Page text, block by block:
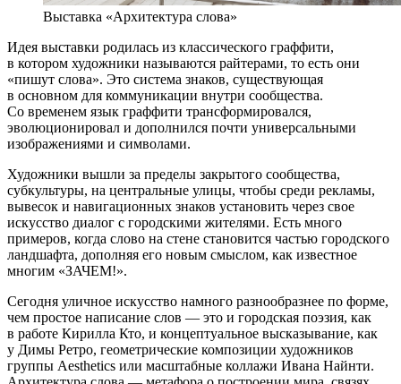
Выставка «Архитектура слова»
Идея выставки родилась из классического граффити,
в котором художники называются райтерами, то есть они
«пишут слова». Это система знаков, существующая
в основном для коммуникации внутри сообщества.
Со временем язык граффити трансформировался,
эволюционировал и дополнился почти универсальными
изображениями и символами.
Художники вышли за пределы закрытого сообщества,
субкультуры, на центральные улицы, чтобы среди рекламы,
вывесок и навигационных знаков установить через свое
искусство диалог с городскими жителями. Есть много
примеров, когда слово на стене становится частью городского
ландшафта, дополняя его новым смыслом, как известное
многим «ЗАЧЕМ!».
Сегодня уличное искусство намного разнообразнее по форме,
чем простое написание слов — это и городская поэзия, как
в работе Кирилла Кто, и концептуальное высказывание, как
у Димы Ретро, геометрические композиции художников
группы Aesthetics или масштабные коллажи Ивана Найнти.